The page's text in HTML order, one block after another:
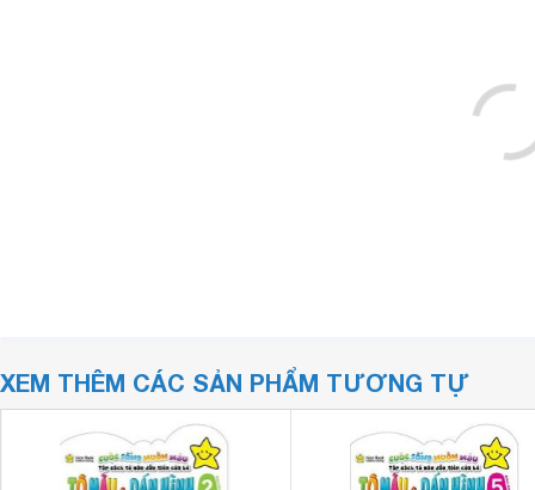
XEM THÊM CÁC SẢN PHẨM TƯƠNG TỰ